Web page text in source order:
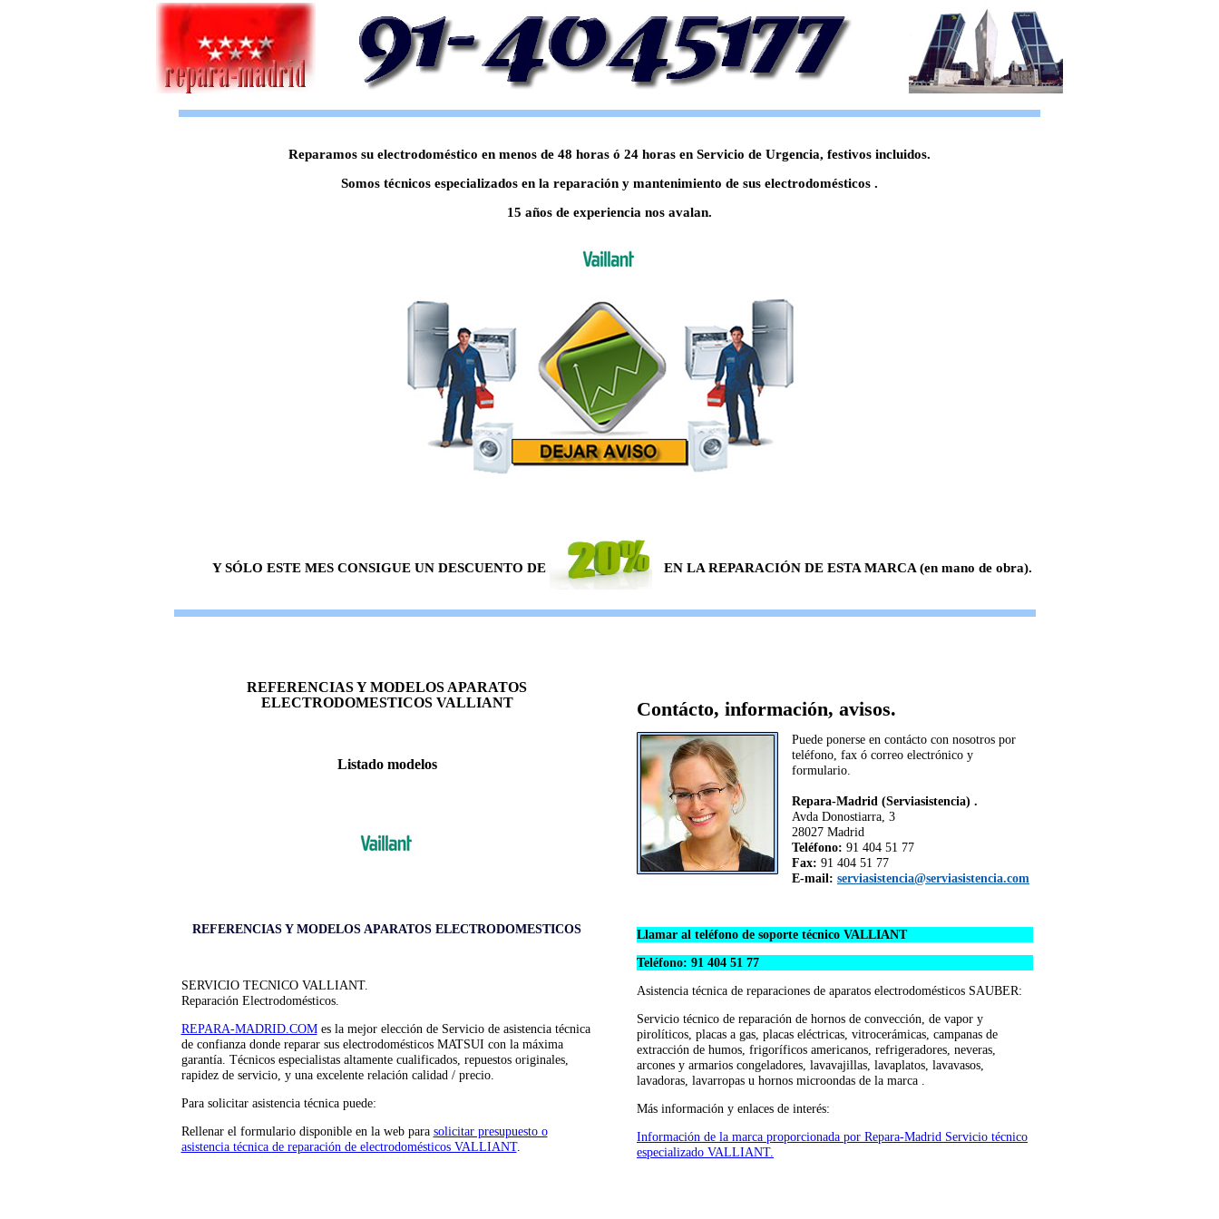
Reparamos su electrodoméstico en menos de 48 horas ó 24 horas en Servicio de Urgencia, festivos incluidos.
Somos técnicos especializados en la reparación y mantenimiento de sus electrodomésticos .
15 años de experiencia nos avalan.
Y SÓLO ESTE MES CONSIGUE UN DESCUENTO DE EN LA REPARACIÓN DE ESTA MARCA (en mano de obra).
REFERENCIAS Y MODELOS APARATOS
ELECTRODOMESTICOS VALLIANT
Listado modelos
REFERENCIAS Y MODELOS APARATOS ELECTRODOMESTICOS
SERVICIO TECNICO VALLIANT.
Reparación Electrodomésticos.
REPARA-MADRID.COMes la mejor elección de Servicio de asistencia técnica
de confianza donde reparar sus electrodomésticos MATSUI con la máxima
garantía. Técnicos especialistas altamente cualificados, repuestos originales,
rapidez de servicio, y una excelente relación calidad / precio.
Para solicitar asistencia técnica puede:
Rellenar el formulario disponible en la web para solicitar presupuesto o
asistencia técnica de reparación de electrodomésticos VALLIANT.
Contácto, información, avisos.
Puede ponerse en contácto con nosotros por
teléfono, fax ó correo electrónico y
formulario.
Repara-Madrid (Serviasistencia) .
Avda Donostiarra, 3
28027 Madrid
Teléfono: 91 404 51 77
Fax: 91 404 51 77
E-mail: serviasistencia@serviasistencia.com
Llamar al teléfono de soporte técnico VALLIANT
Teléfono: 91 404 51 77
Asistencia técnica de reparaciones de aparatos electrodomésticos SAUBER:
Servicio técnico de reparación de hornos de convección, de vapor y
pirolíticos, placas a gas, placas eléctricas, vitrocerámicas, campanas de
extracción de humos, frigoríficos americanos, refrigeradores, neveras,
arcones y armarios congeladores, lavavajillas, lavaplatos, lavavasos,
lavadoras, lavarropas u hornos microondas de la marca .
Más información y enlaces de interés:
Información de la marca proporcionada por Repara-Madrid Servicio técnico
especializado VALLIANT.